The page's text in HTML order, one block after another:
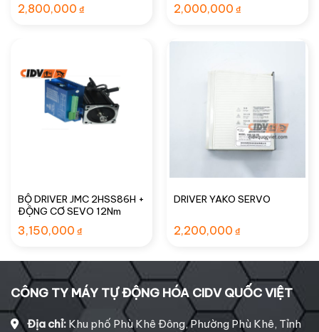
2,800,000 ₫ 2,000,000 ₫
BỘ DRIVER JMC 2HSS86H +
ĐỘNG CƠ SEVO 12Nm
3,150,000 ₫
DRIVER YAKO SERVO
2,200,000 ₫
CÔNG TY MÁY TỰ ĐỘNG HÓA CIDV QUỐC VIỆT
Địa chỉ: Khu phố Phù Khê Đông, Phường Phù Khê, Tỉnh